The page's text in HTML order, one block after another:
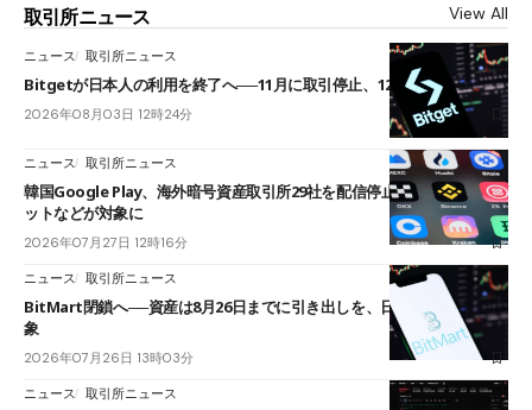
取引所ニュース View All
ニュース 取引所ニュース
Bitgetが日本人の利用を終了へ──11月に取引停止、12月末に強制決済
2026年08月03日 12時24分
ニュース 取引所ニュース
韓国Google Play、海外暗号資産取引所29社を配信停止──OKXやバイビ
ットなどが対象に
2026年07月27日 12時16分
ニュース 取引所ニュース
BitMart閉鎖へ──資産は8月26日までに引き出しを、日本人利用者も対
象
2026年07月26日 13時03分
ニュース 取引所ニュース